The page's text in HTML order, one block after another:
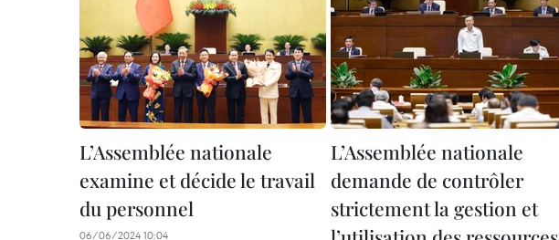
L’Assemblée nationale
examine et décide le travail
du personnel
06/06/2024 10:04
L’Assemblée nationale
demande de contrôler
strictement la gestion et